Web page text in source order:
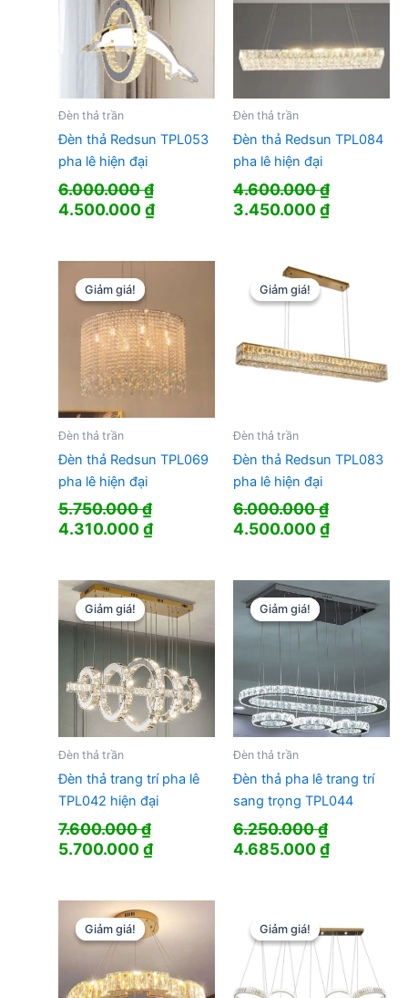
Đèn thả trần
Đèn thả Redsun TPL053
pha lê hiện đại
6.000.000₫
Giá
4.500.000₫Giá
4.500.000 ₫.
Đèn thả trần
Đèn thả Redsun TPL084
pha lê hiện đại
4.600.000₫
Giá
4.600.000 ₫.
3.450.000₫Giá
Giảm giá!
Giảm giá!
Đèn thả trần
Đèn thả Redsun TPL069
pha lê hiện đại
5.750.000₫
Giá
5.750.000 ₫.
4.310.000₫Giá
là:
4.310.000 ₫.
Giảm giá!
Giảm giá!
Đèn thả trần
Đèn thả Redsun TPL083
pha lê hiện đại
6.000.000₫
Giá
6.000.000 ₫.
4.500.000₫Giá
Giảm giá!
Giảm giá!
Đèn thả trần
Đèn thả trang trí pha lê
TPL042 hiện đại
7.600.000₫
Giá
7.600.000 ₫.
5.700.000₫Giá
là:
5.700.000 ₫.
Giảm giá!
Giảm giá!
Đèn thả trần
Đèn thả pha lê trang trí
sang trọng TPL044
6.250.000₫
Giá
4.685.000₫Giá
Giảm giá!
Giảm giá! Giảm giá!
Giảm giá!